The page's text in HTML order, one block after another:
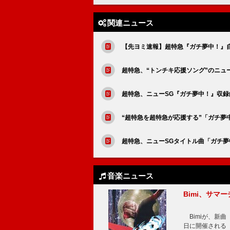
関連ニュース
【先ヨミ速報】超特急『ガチ夢中！
超特急、“トンチキ応援ソング”のニ
超特急、ニューSG『ガチ夢中！』収
“超特急を超特急が応援する”「ガチ
超特急、ニューSGタイトル曲「ガチ
音楽ニュース
Bimi、サマー
Bimiが、新曲
日に開催される